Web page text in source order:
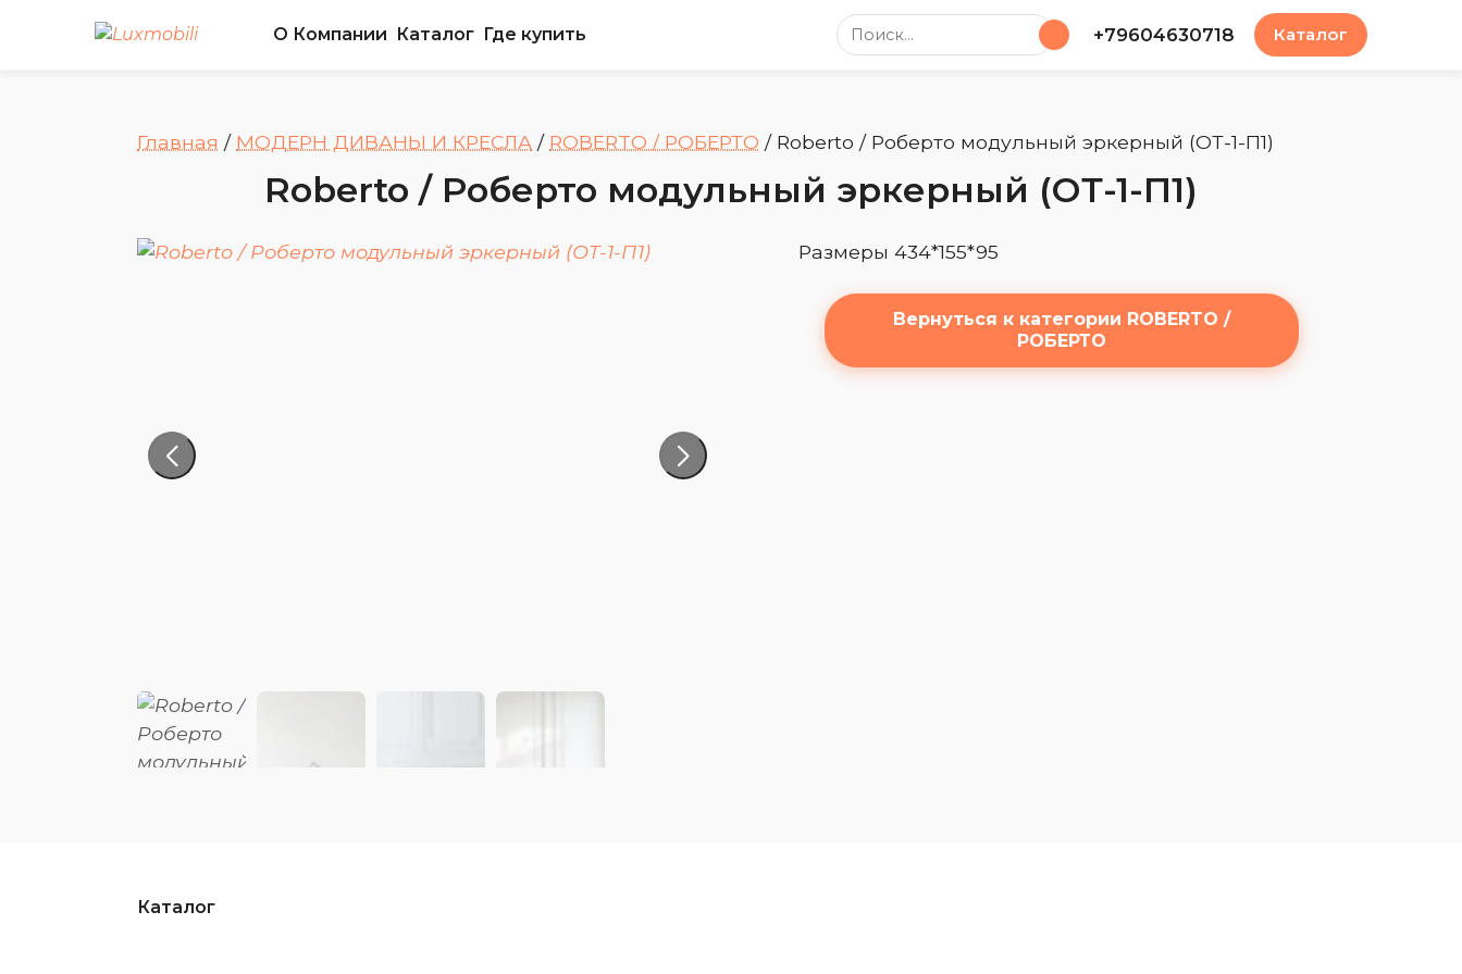
О Компании Каталог Где купить Поиск по сайту +79604630718 Каталог
Главная / МОДЕРН ДИВАНЫ И КРЕСЛА / ROBERTO / РОБЕРТО / Roberto / Роберто модульный эркерный (ОТ-1-П1)
Roberto / Роберто модульный эркерный (ОТ-1-П1)
Размеры 434*155*95
Вернуться к категории ROBERTO /
РОБЕРТО
Каталог